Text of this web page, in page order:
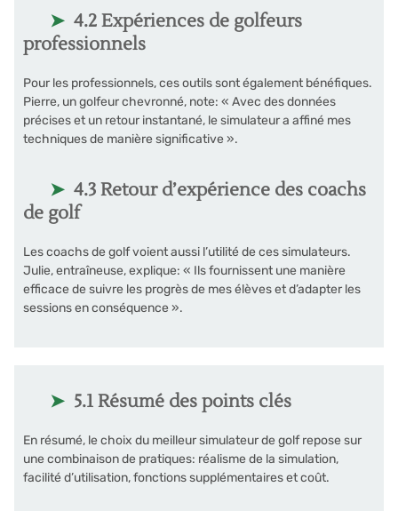
4.2 Expériences de golfeurs
professionnels
Pour les professionnels, ces outils sont également bénéfiques.
Pierre, un golfeur chevronné, note: « Avec des données
précises et un retour instantané, le simulateur a affiné mes
techniques de manière significative ».
4.3 Retour d’expérience des coachs
de golf
Les coachs de golf voient aussi l’utilité de ces simulateurs.
Julie, entraîneuse, explique: « Ils fournissent une manière
efficace de suivre les progrès de mes élèves et d’adapter les
sessions en conséquence ».
5.1 Résumé des points clés
En résumé, le choix du meilleur simulateur de golf repose sur
une combinaison de pratiques: réalisme de la simulation,
facilité d’utilisation, fonctions supplémentaires et coût.